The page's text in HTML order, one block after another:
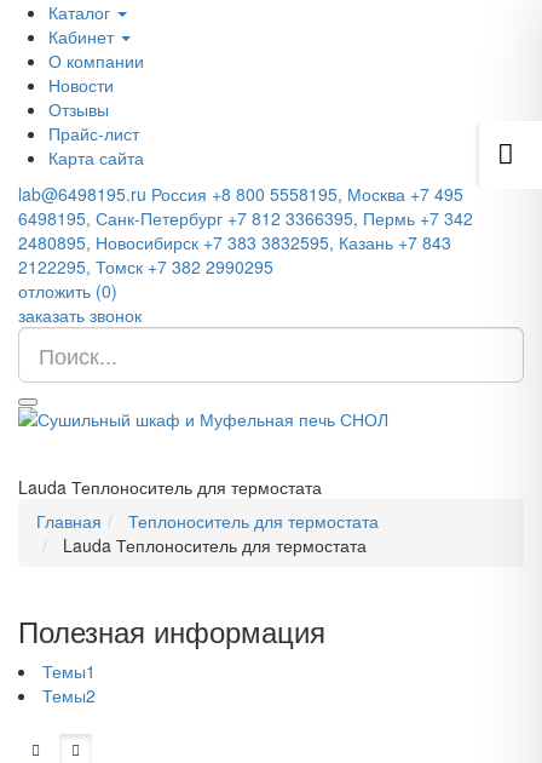
Каталог
Кабинет
О компании
Новости
Отзывы
Прайс-лист
Карта сайта
lab@6498195.ru Россия +8 800 5558195, Москва +7 495
6498195, Санк-Петербург +7 812 3366395, Пермь +7 342
2480895, Новосибирск +7 383 3832595, Казань +7 843
2122295, Томск +7 382 2990295
отложить (0)
заказать звонок
Lauda Теплоноситель для термостата
Главная
Теплоноситель для термостата
Lauda Теплоноситель для термостата
Полезная информация
Темы1
Темы2